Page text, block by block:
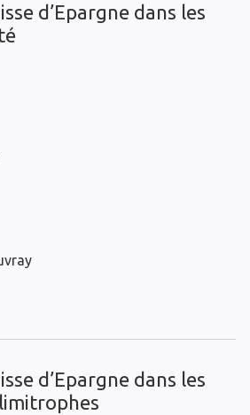
d’Epargne dans les
d’Epargne dans les